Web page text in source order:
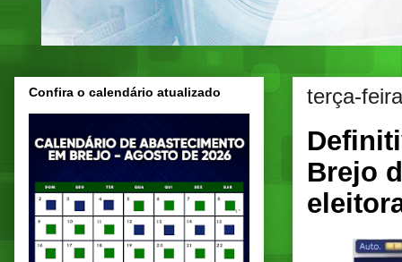
terça-
Brejo
Confira o calendário atualizado